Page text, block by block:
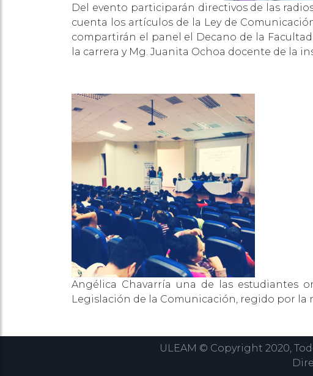
Del evento participarán directivos de las
cuenta los artículos de la Ley de
compartirán el panel el Decano de la
la carrera y Mg. Juanita Ochoa docente de la
Angélica Chavarría una de las estudiantes
Legislación de la Comunicación, regido por
ULEAM © Copyright 2020,